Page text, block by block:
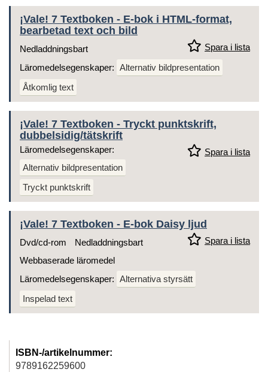
¡Vale! 7 Textboken - E-bok i HTML-format,
bearbetad text och bild
Spara i lista
Nedladdningsbart
Läromedelsegenskaper: Alternativ bildpresentation
Åtkomlig text
¡Vale! 7 Textboken - Tryckt punktskrift,
dubbelsidig/tätskrift
Spara i lista
Läromedelsegenskaper:
Alternativ bildpresentation
Tryckt punktskrift
¡Vale! 7 Textboken - E-bok Daisy ljud
Spara i lista
Dvd/cd-rom
Nedladdningsbart
Webbaserade läromedel
Läromedelsegenskaper: Alternativa styrsätt
Inspelad text
ISBN-/artikelnummer:
9789162259600